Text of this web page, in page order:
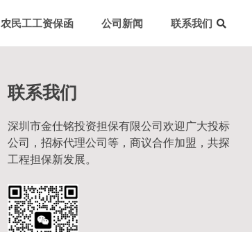
农民工工资保函 公司新闻 联系我们
联系我们
深圳市金仕铭投资担保有限公司欢迎广大投标
公司，招标代理公司等，商议合作加盟，共探
工程担保新发展。